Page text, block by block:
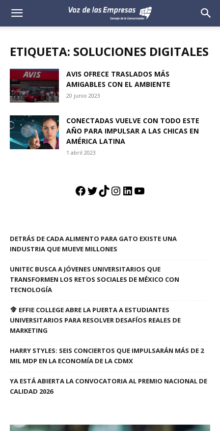
Voz
Empresas
ETIQUETA: SOLUCIONES DIGITALES
AVIS OFRECE TRASLADOS MÁS
AMIGABLES CON EL AMBIENTE
20 junio 2023
CONECTADAS VUELVE CON TODO ESTE
AÑO PARA IMPULSAR A LAS CHICAS EN
AMÉRICA LATINA
1 abril 2023
Facebook
Twitter
TikTok
Instagram
LinkedIn
YouTube
DETRÁS DE CADA ALIMENTO PARA GATO EXISTE UNA
INDUSTRIA QUE MUEVE MILLONES
UNITEC BUSCA A JÓVENES UNIVERSITARIOS QUE
TRANSFORMEN LOS RETOS SOCIALES DE MÉXICO CON
TECNOLOGÍA
EFFIE COLLEGE ABRE LA PUERTA A ESTUDIANTES
UNIVERSITARIOS PARA RESOLVER DESAFÍOS REALES DE
MARKETING
HARRY STYLES: SEIS CONCIERTOS QUE IMPULSARÁN MÁS DE 2
MIL MDP EN LA ECONOMÍA DE LA CDMX
YA ESTÁ ABIERTA LA CONVOCATORIA AL PREMIO NACIONAL DE
CALIDAD 2026